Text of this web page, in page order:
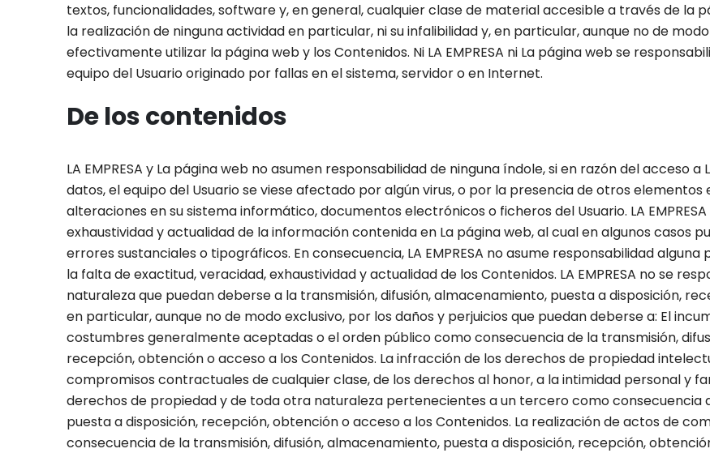
textos, funcionalidades, software y, en general, cualquier clase de material accesible a través de la
la realización de ninguna actividad en particular, ni su infalibilidad y, en particular, aunque no de
efectivamente utilizar la página web y los Contenidos. Ni LA EMPRESA ni La página web se
equipo del Usuario originado por fallas en el sistema, servidor o en Internet.
De los contenidos
LA EMPRESA y La página web no asumen responsabilidad de ninguna índole, si en razón del acceso
datos, el equipo del Usuario se viese afectado por algún virus, o por la presencia de otros
alteraciones en su sistema informático, documentos electrónicos o ficheros del Usuario. LA
exhaustividad y actualidad de la información contenida en La página web, al cual en algunos casos
errores sustanciales o tipográficos. En consecuencia, LA EMPRESA no asume responsabilidad
la falta de exactitud, veracidad, exhaustividad y actualidad de los Contenidos. LA EMPRESA no se
naturaleza que puedan deberse a la transmisión, difusión, almacenamiento, puesta a disposición,
en particular, aunque no de modo exclusivo, por los daños y perjuicios que puedan deberse a: El
costumbres generalmente aceptadas o el orden público como consecuencia de la transmisión,
recepción, obtención o acceso a los Contenidos. La infracción de los derechos de propiedad
compromisos contractuales de cualquier clase, de los derechos al honor, a la intimidad personal y
derechos de propiedad y de toda otra naturaleza pertenecientes a un tercero como consecuencia
puesta a disposición, recepción, obtención o acceso a los Contenidos. La realización de actos de
consecuencia de la transmisión, difusión, almacenamiento, puesta a disposición, recepción,